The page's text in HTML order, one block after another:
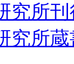
究所
究所